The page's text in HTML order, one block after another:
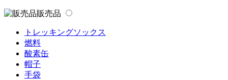
販売品
トレッキングソックス
燃料
酸素缶
帽子
手袋